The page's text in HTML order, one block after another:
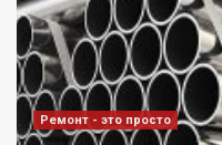
Ремонт - это просто